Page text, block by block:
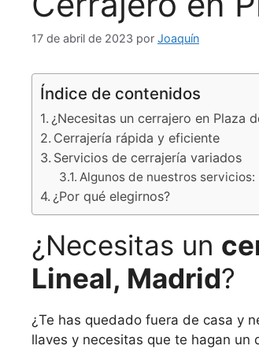
17 de abril de 2023 por Joaquín
Índice de contenidos
¿Necesitas un cerrajero en Plaza
Cerrajería rápida y eficiente
Servicios de cerrajería variados
Algunos de nuestros servicios:
¿Por qué elegirnos?
¿Necesitas un
Lineal, Madrid?
¿Te has quedado fuera de casa y
llaves y necesitas que te hagan